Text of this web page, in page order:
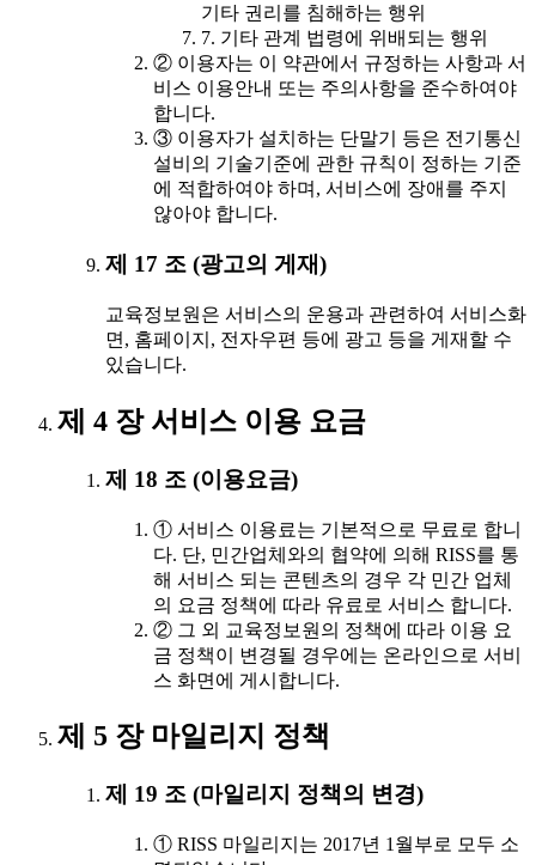
기타 권리를 침해하는 행위
7. 기타 관계 법령에 위배되는 행위
② 이용자는 이 약관에서 규정하는 사항과 서
비스 이용안내 또는 주의사항을 준수하여야
합니다.
③ 이용자가 설치하는 단말기 등은 전기통신
설비의 기술기준에 관한 규칙이 정하는 기준
에 적합하여야 하며, 서비스에 장애를 주지
않아야 합니다.
제 17 조 (광고의 게재)
교육정보원은 서비스의 운용과 관련하여 서비스화
면, 홈페이지, 전자우편 등에 광고 등을 게재할 수
있습니다.
제 4 장 서비스 이용 요금
제 18 조 (이용요금)
① 서비스 이용료는 기본적으로 무료로 합니
다. 단, 민간업체와의 협약에 의해 RISS를 통
해 서비스 되는 콘텐츠의 경우 각 민간 업체
의 요금 정책에 따라 유료로 서비스 합니다.
② 그 외 교육정보원의 정책에 따라 이용 요
금 정책이 변경될 경우에는 온라인으로 서비
스 화면에 게시합니다.
제 5 장 마일리지 정책
제 19 조 (마일리지 정책의 변경)
① RISS 마일리지는 2017년 1월부로 모두 소